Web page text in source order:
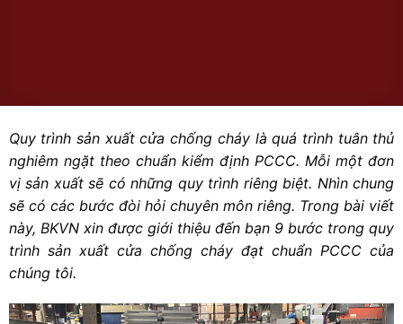
Quy trình sản xuất cửa chống cháy là quá trình tuân thủ
nghiêm ngặt theo chuẩn kiểm định PCCC. Mỗi một đơn
vị sản xuất sẽ có những quy trình riêng biệt. Nhìn chung
sẽ có các bước đòi hỏi chuyên môn riêng. Trong bài viết
này, BKVN xin được giới thiệu đến bạn 9 bước trong quy
trình sản xuất cửa chống cháy đạt chuẩn PCCC của
chúng tôi.